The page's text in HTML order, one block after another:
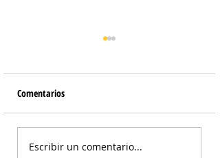
Chutney de Sésamo y Maní
Comentarios
Escribir un comentario...